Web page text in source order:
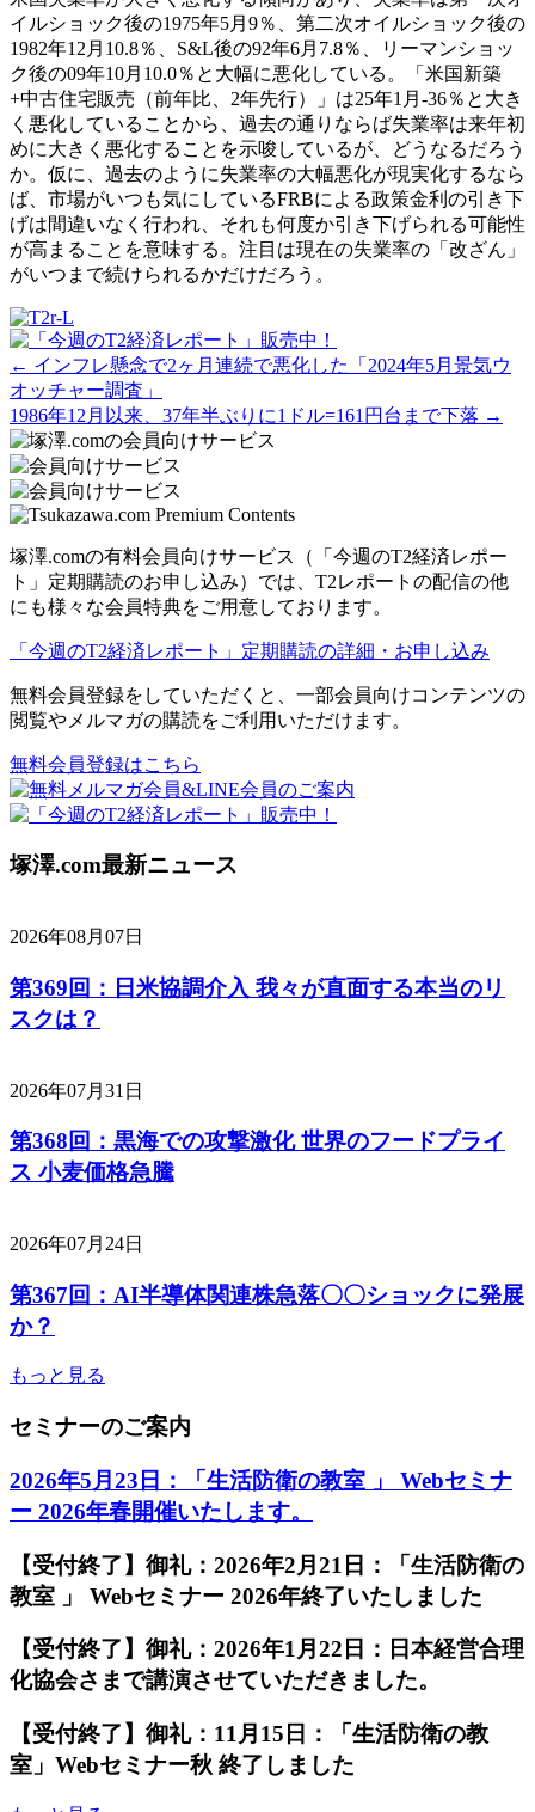
イルショック後の1975年5月9％、第二次オイルショック後の
1982年12月10.8％、S&L後の92年6月7.8％、リーマンショッ
ク後の09年10月10.0％と大幅に悪化している。「米国新築
+中古住宅販売（前年比、2年先行）」は25年1月-36％と大き
く悪化していることから、過去の通りならば失業率は来年初
めに大きく悪化することを示唆しているが、どうなるだろう
か。仮に、過去のように失業率の大幅悪化が現実化するなら
ば、市場がいつも気にしているFRBによる政策金利の引き下
げは間違いなく行われ、それも何度か引き下げられる可能性
が高まることを意味する。注目は現在の失業率の「改ざん」
がいつまで続けられるかだけだろう。
Posts
navigation
← インフレ懸念で2ヶ月連続で悪化した「2024年5月景気ウ
オッチャー調査」
1986年12月以来、37年半ぶりに1ドル=161円台まで下落 →
塚澤.comの有料会員向けサービス（「今週のT2経済レポー
ト」定期購読のお申し込み）では、T2レポートの配信の他
にも様々な会員特典をご用意しております。
「今週のT2経済レポート」定期購読の詳細・お申し込み
無料会員登録をしていただくと、一部会員向けコンテンツの
閲覧やメルマガの購読をご利用いただけます。
無料会員登録はこちら
塚澤.com最新ニュース
2026年08月07日
第369回：日米協調介入 我々が直面する本当のリ
スクは？
2026年07月31日
第368回：黒海での攻撃激化 世界のフードプライ
ス 小麦価格急騰
2026年07月24日
第367回：AI半導体関連株急落〇〇ショックに発展
か？
もっと見る
セミナーのご案内
2026年5月23日：「生活防衛の教室 」 Webセミナ
ー 2026年春開催いたします。
【受付終了】御礼：2026年2月21日：「生活防衛の
教室 」 Webセミナー 2026年終了いたしました
【受付終了】御礼：2026年1月22日：日本経営合理
化協会さまで講演させていただきました。
【受付終了】御礼：11月15日：「生活防衛の教
室」Webセミナー秋 終了しました